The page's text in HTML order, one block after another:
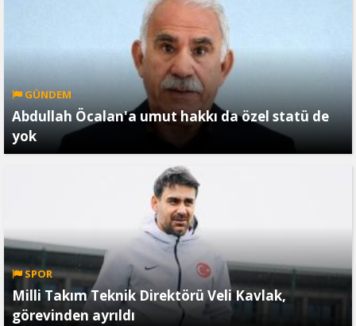
GÜNDEM
Abdullah Öcalan'a umut hakkı da özel statü de
yok
SPOR
Milli Takım Teknik Direktörü Veli Kavlak,
görevinden ayrıldı